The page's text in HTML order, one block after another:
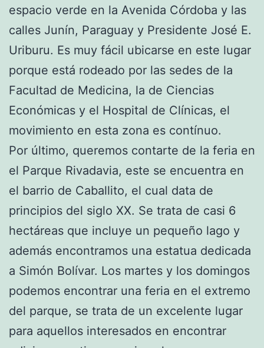
espacio verde en la Avenida Córdoba y las
calles Junín, Paraguay y Presidente José E.
Uriburu. Es muy fácil ubicarse en este lugar
porque está rodeado por las sedes de la
Facultad de Medicina, la de Ciencias
Económicas y el Hospital de Clínicas, el
movimiento en esta zona es contínuo.
Por último, queremos contarte de la feria en
el Parque Rivadavia, este se encuentra en
el barrio de Caballito, el cual data de
principios del siglo XX. Se trata de casi 6
hectáreas que incluye un pequeño lago y
además encontramos una estatua dedicada
a Simón Bolívar. Los martes y los domingos
podemos encontrar una feria en el extremo
del parque, se trata de un excelente lugar
para aquellos interesados en encontrar